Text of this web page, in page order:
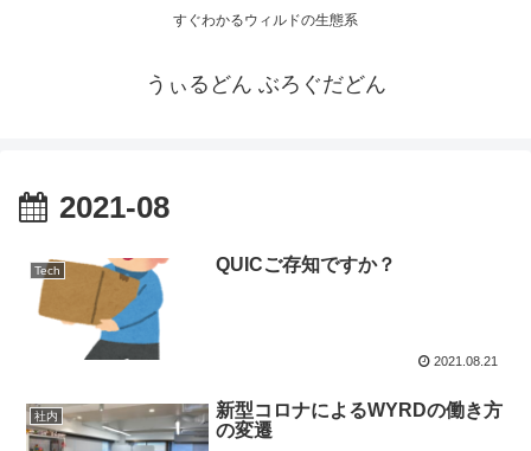
すぐわかるウィルドの生態系
うぃるどん ぶろぐだどん
2021-08
Tech QUICご存知ですか？
2021.08.21
社内
新型コロナによるWYRDの働き方
の変遷